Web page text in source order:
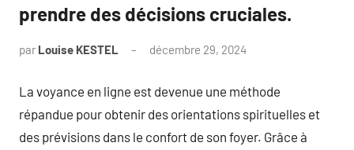
prendre des décisions cruciales.
par Louise KESTEL décembre 29, 2024
La voyance en ligne est devenue une méthode
répandue pour obtenir des orientations spirituelles et
des prévisions dans le confort de son foyer. Grâce à